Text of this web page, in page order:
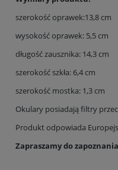
szerokość oprawek:13,8 cm
wysokość oprawek: 5,5 cm
długość zausznika: 14,3 cm
szerokość szkła: 6,4 cm
szerokość mostka: 1,3 cm
Okulary posiadają filtry
Produkt odpowiada
Zapraszamy do